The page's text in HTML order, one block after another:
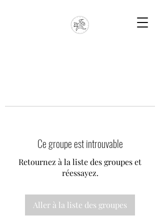
Ce groupe est introuvable
Retournez à la liste des groupes et
réessayez.
Aller à la liste des groupes